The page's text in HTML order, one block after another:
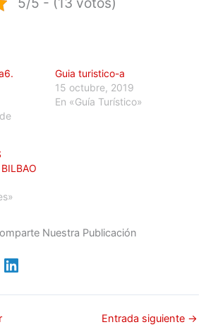
Guia turistico-a
15 octubre, 2019
En «Guía Turístico»
Nuestra Publicación
Entrada siguiente →